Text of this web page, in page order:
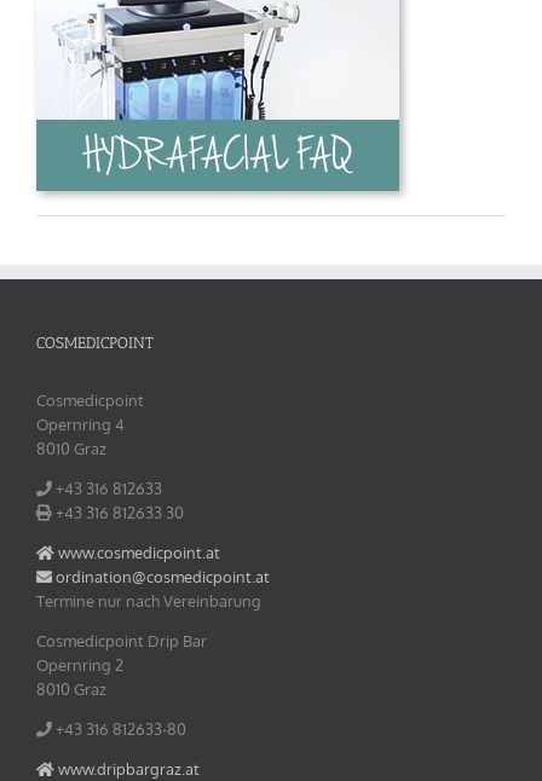
COSMEDICPOINT
Cosmedicpoint
Opernring 4
8010 Graz
+43 316 812633‬
+43 316 812633‬ 30
www.cosmedicpoint.at
ordination@cosmedicpoint.at
Termine nur nach Vereinbarung
Cosmedicpoint Drip Bar
Opernring 2
8010 Graz
+43 316 812633‬-80
www.dripbargraz.at